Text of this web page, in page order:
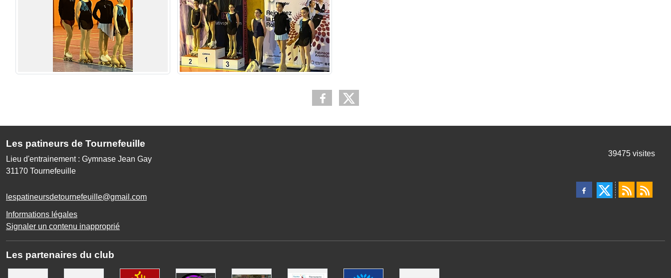
Les patineurs de Tournefeuille
Lieu d'entrainement : Gymnase Jean Gay
31170 Tournefeuille
lespatineursdetournefeuille@gmail.com
Informations légales
Signaler un contenu inapproprié
39475 visites
Les partenaires du club